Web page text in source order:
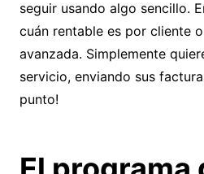
seguir usando algo sencillo.
cuán rentable es por cliente
avanzada. Simplemente
servicio, enviando sus
punto!